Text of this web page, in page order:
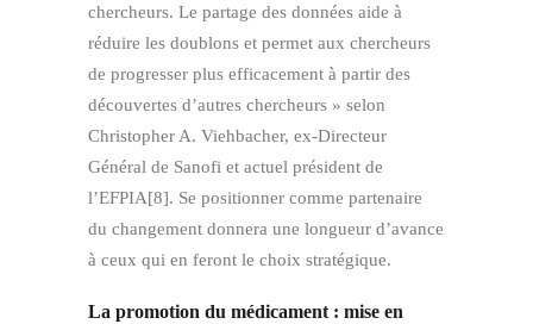
chercheurs. Le partage des données aide à
réduire les doublons et permet aux chercheurs
de progresser plus efficacement à partir des
découvertes d’autres chercheurs » selon
Christopher A. Viehbacher, ex-Directeur
Général de Sanofi et actuel président de
l’EFPIA[8]. Se positionner comme partenaire
du changement donnera une longueur d’avance
à ceux qui en feront le choix stratégique.
La promotion du médicament : mise en